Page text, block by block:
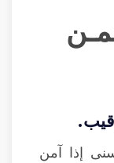
إذا آمن